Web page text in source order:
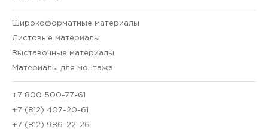
Широкоформатные материалы
Листовые материалы
Выставочные материалы
Материалы для монтажа
+7 800 500-77-61
+7 (812) 407-20-61
+7 (812) 986-22-26